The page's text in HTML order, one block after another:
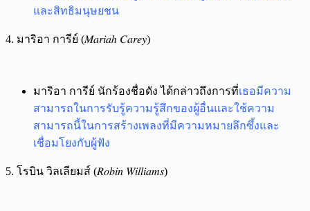
และสิทธิมนุษยชน
4. มาริอา การีย์ (𝑀𝑎𝑟𝑖𝑎ℎ 𝐶𝑎𝑟𝑒𝑦)
มาริอา การีย์ นักร้องชื่อดัง ได้กล่าวถึงการที่เธอมีความ
สามารถในการรับรู้ความรู้สึกของผู้อื่นและใช้ความ
สามารถนี้ในการสร้างเพลงที่มีความหมายลึกซึ้งและ
เชื่อมโยงกับผู้ฟัง
5. โรบิน วิลเลียมส์ (𝑅𝑜𝑏𝑖𝑛 𝑊𝑖𝑙𝑙𝑖𝑎𝑚𝑠)